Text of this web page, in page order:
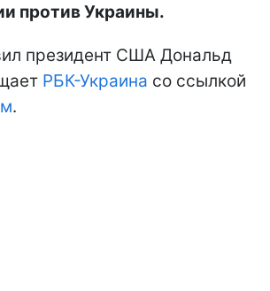
против Украины.
президент США Дональд
РБК-Украина со ссылкой
.